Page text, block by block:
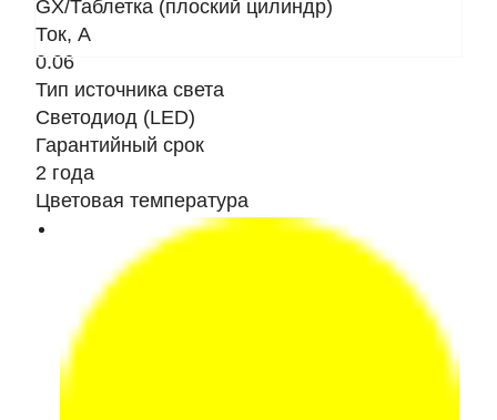
GX/Таблетка (плоский цилиндр)
Ток, A
0.06
Тип источника света
Светодиод (LED)
Гарантийный срок
2 года
Цветовая температура